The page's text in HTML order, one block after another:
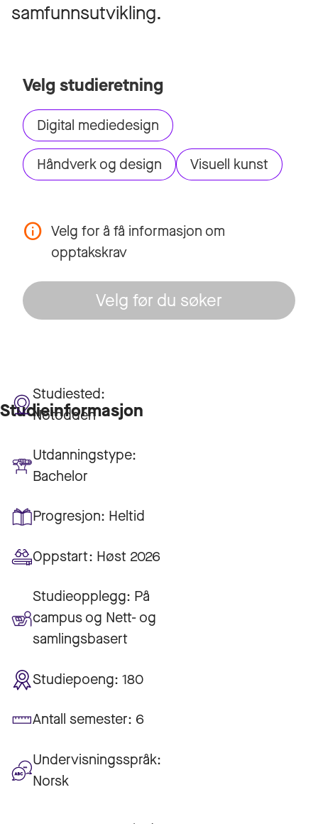
samfunnsutvikling.
Velg studieretning
Digital mediedesign
Håndverk og design Visuell kunst
Velg for å få informasjon om
opptakskrav
Velg før du søker
Studieinformasjon
Studiested:
Notodden
Utdanningstype:
Bachelor
Progresjon: Heltid
Oppstart: Høst 2026
Studieopplegg: På
campus og Nett- og
samlingsbasert
Studiepoeng: 180
Antall semester: 6
Undervisningsspråk:
Norsk